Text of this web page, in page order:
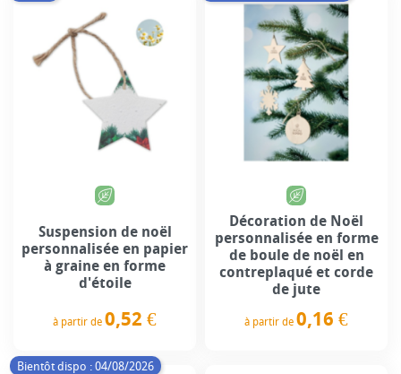
Suspension de noël
personnalisée en papier
à graine en forme
d'étoile
à partir de 0,52 €
Décoration de Noël
personnalisée en forme
de boule de noël en
contreplaqué et corde
de jute
à partir de 0,16 €
Bientôt dispo : 04/08/2026